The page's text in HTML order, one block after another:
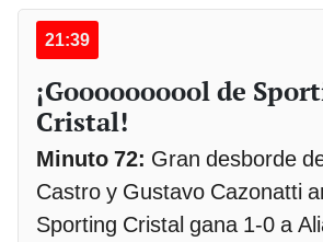
21:39
¡Goooooooool de
Cristal!
Minuto 72: Gran desborde
Castro y Gustavo Cazonatti
Sporting Cristal gana 1-0 a